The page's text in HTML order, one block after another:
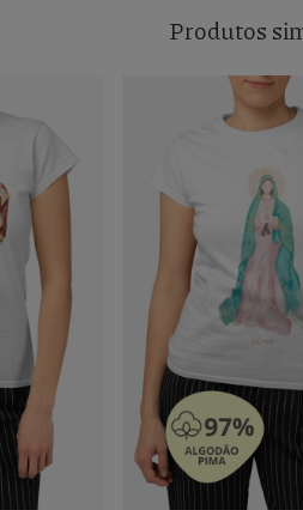
Produtos